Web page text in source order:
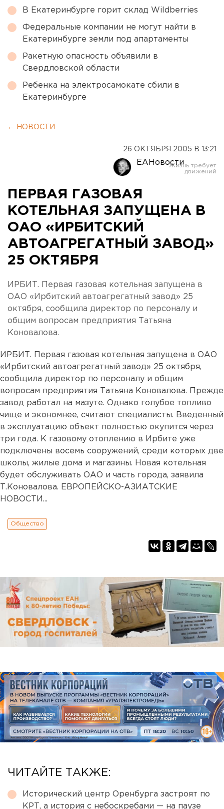
В Екатеринбурге горит склад Wildberries
Федеральные компании не могут найти в
Екатеринбурге земли под апартаменты
Ракетную опасность объявили в
Свердловской области
Ребенка на электросамокате сбили в
Екатеринбурге
← НОВОСТИ
26 ОКТЯБРЯ 2005 В 13:21
ЕАНовости
ПЕРВАЯ ГАЗОВАЯ
КОТЕЛЬНАЯ ЗАПУЩЕНА В
ОАО «ИРБИТСКИЙ
АВТОАГРЕГАТНЫЙ ЗАВОД»
25 ОКТЯБРЯ
ИРБИТ. Первая газовая котельная запущена в
ОАО «Ирбитский автоагрегатный завод» 25
октября, сообщила директор по персоналу и
общим вопросам предприятия Татьяна
Коновалова.
ИРБИТ. Первая газовая котельная запущена в ОАО
«Ирбитский автоагрегатный завод» 25 октября,
сообщила директор по персоналу и общим
вопросам предприятия Татьяна Коновалова. Прежде
завод работал на мазуте. Однако голубое топливо
чище и экономнее, считают специалисты. Введенный
в эксплуатацию объект полностью окупится через
три года. К газовому отоплению в Ирбите уже
подключены восемь сооружений, среди которых две
школы, жилые дома и магазины. Новая котельная
будет обслуживать ОАО и часть города, заявила
Т.Коновалова. ЕВРОПЕЙСКО-АЗИАТСКИЕ
НОВОСТИ...
Общество
ЧИТАЙТЕ ТАКЖЕ:
Исторический центр Оренбурга застроят по
КРТ, а история с небоскребами — на паузе